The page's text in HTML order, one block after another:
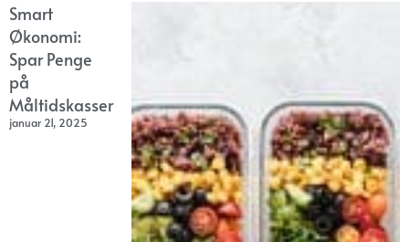
Smart
Økonomi:
Spar Penge
på
Måltidskasser
januar 21, 2025